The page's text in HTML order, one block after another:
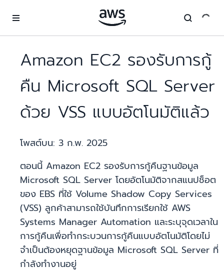
Amazon EC2 รองรับการกู้
คืน Microsoft SQL Server
ด้วย VSS แบบอัตโนมัติแล้ว
โพสต์บน: 3 ก.พ. 2025
ตอนนี้ Amazon EC2 รองรับการกู้คืนฐานข้อมูล
Microsoft SQL Server โดยอัตโนมัติจากสแนปช็อต
ของ EBS ที่ใช้ Volume Shadow Copy Services
(VSS) ลูกค้าสามารถใช้บันทึกการเรียกใช้ AWS
Systems Manager Automation และระบุจุดเวลาใน
การกู้คืนเพื่อทำกระบวนการกู้คืนแบบอัตโนมัติโดยไม่
จำเป็นต้องหยุดฐานข้อมูล Microsoft SQL Server ที่
กำลังทำงานอยู่